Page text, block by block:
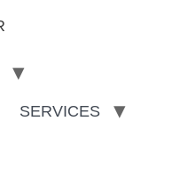
SERVICES